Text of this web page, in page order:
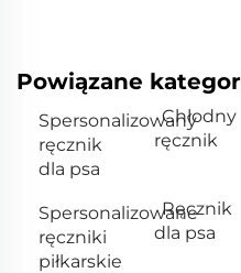
Powiązane
Spersonalizowany
ręcznik
dla psa
Chłodny
ręcznik
Spersonalizowane
ręczniki
piłkarskie
Ręcznik
dla psa